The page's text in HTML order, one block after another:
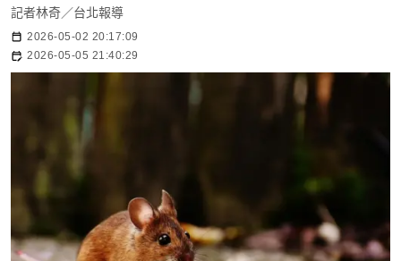
記者林奇／台北報導
2026-05-02 20:17:09
2026-05-05 21:40:29